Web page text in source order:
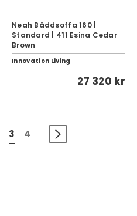
Neah Bäddsoffa 160 |
Standard | 411 Esina Cedar
Brown
Innovation Living
27 320 kr
3 4